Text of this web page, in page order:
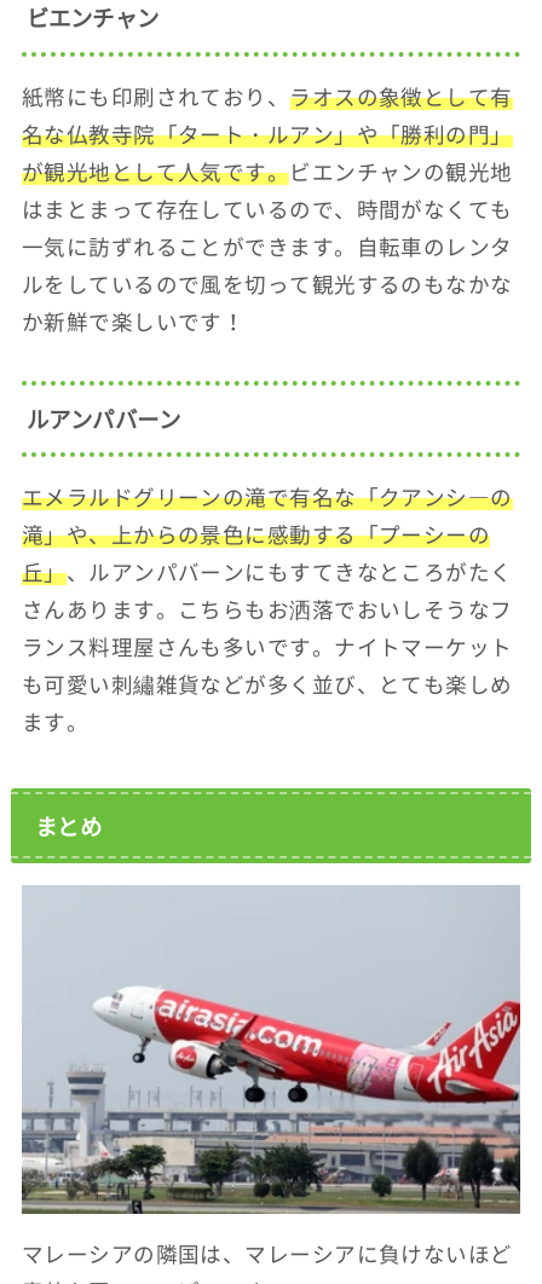
ビエンチャン
紙幣にも印刷されており、 ラオスの象徴として有
名な仏教寺院「タート・ルアン」や「勝利の門」
が観光地として人気です。ビエンチャンの観光地
はまとまって存在しているので、時間がなくても
一気に訪ずれることができます。自転車のレンタ
ルをしているので風を切って観光するのもなかな
か新鮮で楽しいです！
ルアンパバーン
エメラルドグリーンの滝で有名な「クアンシ―の
滝」や、上からの景色に感動する「プーシーの
丘」、ルアンパバーンにもすてきなところがたく
さんあります。こちらもお洒落でおいしそうなフ
ランス料理屋さんも多いです。ナイトマーケット
も可愛い刺繡雑貨などが多く並び、とても楽しめ
ます。
まとめ
マレーシアの隣国は、マレーシアに負けないほど